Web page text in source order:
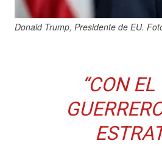
Donald Trump, Presidente de EU.
“CON